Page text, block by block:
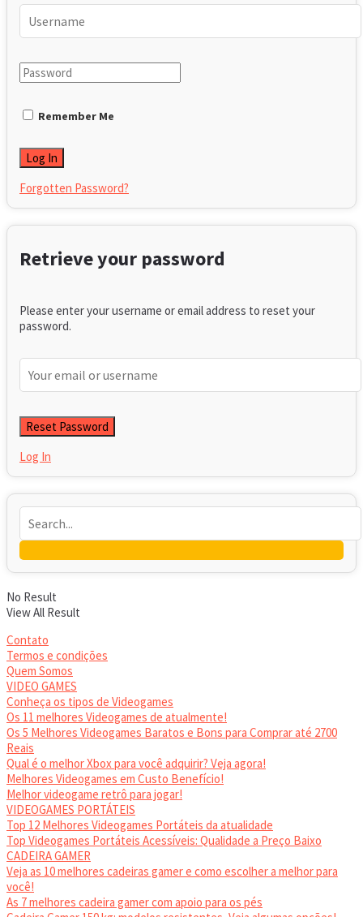
Remember Me
Forgotten Password?
Retrieve your password
Please enter your username or email address to reset your
password.
Log In
No Result
View All Result
Contato
Termos e condições
Quem Somos
VIDEO GAMES
Conheça os tipos de Videogames
Os 11 melhores Videogames de atualmente!
Os 5 Melhores Videogames Baratos e Bons para Comprar até 2700
Reais
Qual é o melhor Xbox para você adquirir? Veja agora!
Melhores Videogames em Custo Benefício!
Melhor videogame retrô para jogar!
VIDEOGAMES PORTÁTEIS
Top 12 Melhores Videogames Portáteis da atualidade
Top Videogames Portáteis Acessíveis: Qualidade a Preço Baixo
CADEIRA GAMER
Veja as 10 melhores cadeiras gamer e como escolher a melhor para
você!
As 7 melhores cadeira gamer com apoio para os pés